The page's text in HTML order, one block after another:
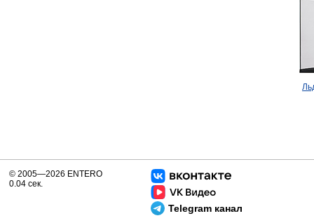
Telegram канал
© 2005—2026 ENTERO
0.04 сек.